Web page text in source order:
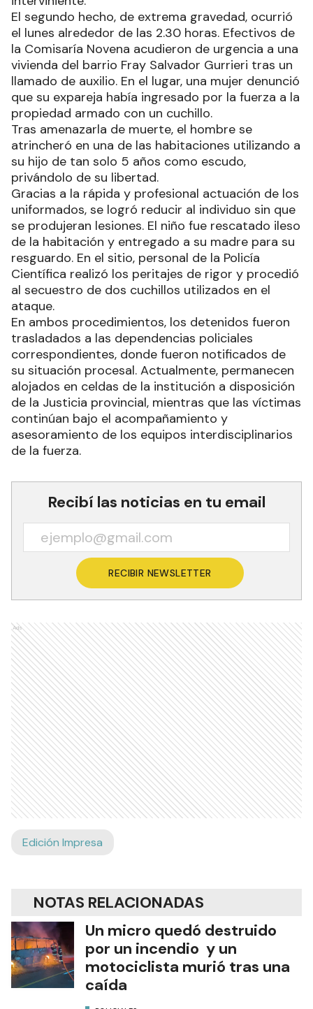
El segundo hecho, de extrema gravedad, ocurrió
el lunes alrededor de las 2.30 horas. Efectivos de
la Comisaría Novena acudieron de urgencia a una
vivienda del barrio Fray Salvador Gurrieri tras un
llamado de auxilio. En el lugar, una mujer denunció
que su expareja había ingresado por la fuerza a la
propiedad armado con un cuchillo.
Tras amenazarla de muerte, el hombre se
atrincheró en una de las habitaciones utilizando a
su hijo de tan solo 5 años como escudo,
privándolo de su libertad.
Gracias a la rápida y profesional actuación de los
uniformados, se logró reducir al individuo sin que
se produjeran lesiones. El niño fue rescatado ileso
de la habitación y entregado a su madre para su
resguardo. En el sitio, personal de la Policía
Científica realizó los peritajes de rigor y procedió
al secuestro de dos cuchillos utilizados en el
ataque.
En ambos procedimientos, los detenidos fueron
trasladados a las dependencias policiales
correspondientes, donde fueron notificados de
su situación procesal. Actualmente, permanecen
alojados en celdas de la institución a disposición
de la Justicia provincial, mientras que las víctimas
continúan bajo el acompañamiento y
asesoramiento de los equipos interdisciplinarios
de la fuerza.
Recibí las noticias en tu email
RECIBIR NEWSLETTER
Ads
Edición Impresa
NOTAS RELACIONADAS
Un micro quedó destruido
por un incendio y un
motociclista murió tras una
caída